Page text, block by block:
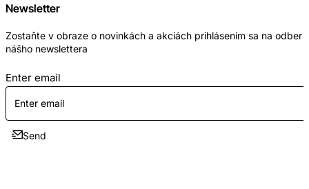
Newsletter
Zostaňte v obraze o novinkách a akciách prihlásením sa na odber
nášho newslettera
Enter email
Send